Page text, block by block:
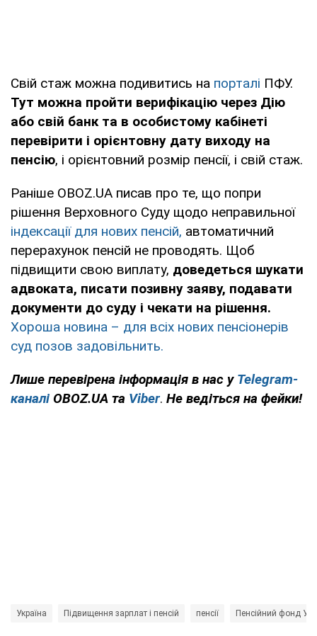
Свій стаж можна подивитись на порталі ПФУ.
Тут можна пройти верифікацію через Дію
або свій банк та в особистому кабінеті
перевірити і орієнтовну дату виходу на
пенсію, і орієнтовний розмір пенсії, і свій стаж.
Раніше OBOZ.UA писав про те, що попри
рішення Верховного Суду щодо неправильної
індексації для нових пенсій, автоматичний
перерахунок пенсій не проводять. Щоб
підвищити свою виплату, доведеться шукати
адвоката, писати позивну заяву, подавати
документи до суду і чекати на рішення.
Хороша новина – для всіх нових пенсіонерів
суд позов задовільнить.
Лише перевірена інформація в нас у Telegram-
каналі OBOZ.UA та Viber. Не ведіться на фейки!
Україна Підвищення зарплат і пенсій пенсії Пенсійний фонд